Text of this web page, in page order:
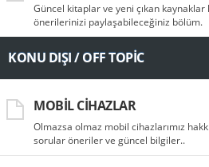
Güncel kitaplar ve yeni çıkan kaynaklar
önerilerinizi paylaşabileceğiniz bölüm.
KONU DIŞI / OFF TOPIC
MOBIL CIHAZLAR
Olmazsa olmaz mobil cihazlarımız
sorular öneriler ve güncel bilgiler..